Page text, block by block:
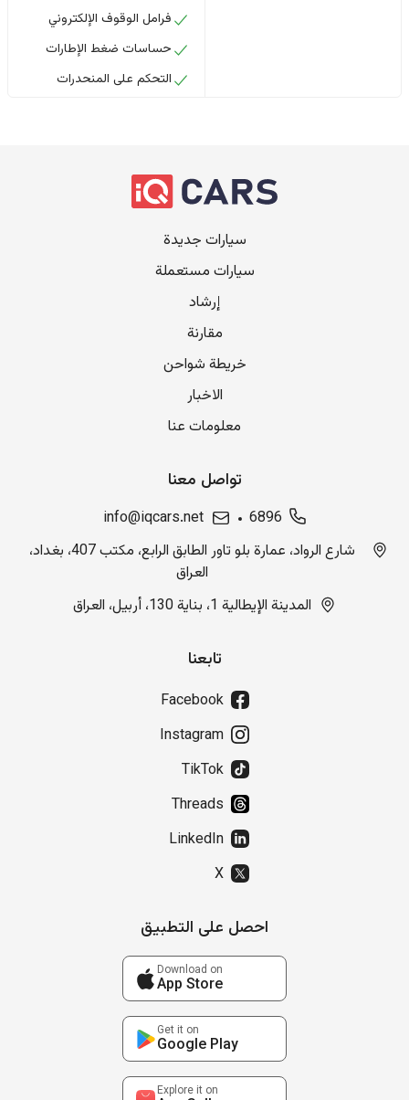
فرامل الوقوف الإلكتروني
حساسات ضغط الإطارات
التحكم على المنحدرات
سيارات جديدة
سيارات مستعملة
إرشاد
مقارنة
خريطة شواحن
الاخبار
معلومات عنا
تواصل معنا
6896
info@iqcars.net
شارع الرواد، عمارة بلو تاور الطابق الرابع، مكتب 407، بغداد،
العراق
المدينة الإيطالية 1، بناية 130، أربيل، العراق
تابعنا
Facebook
Instagram
TikTok
Threads
LinkedIn
X
احصل على التطبيق
Download on
App Store
Get it on
Google Play
Explore it on